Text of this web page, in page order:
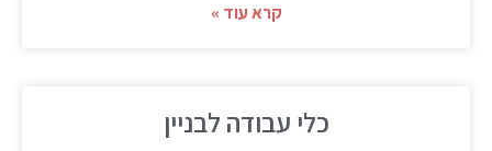
קרא עוד »
כלי עבודה לבניין